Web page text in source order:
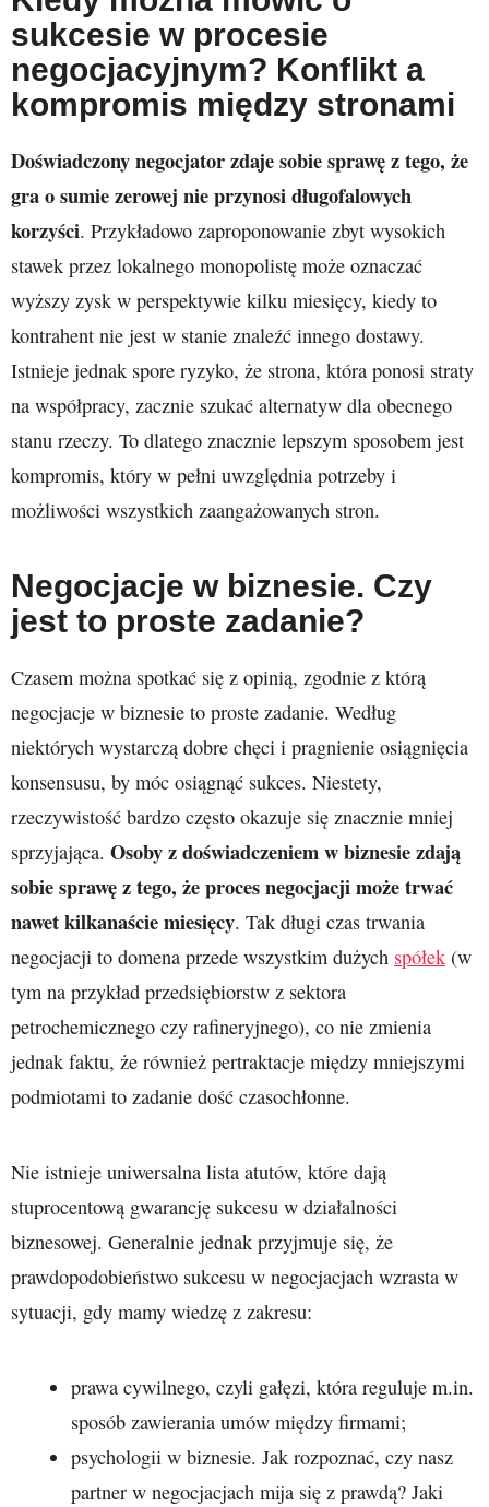
sukcesie w procesie
negocjacyjnym? Konflikt a
kompromis między stronami
Doświadczony negocjator zdaje sobie sprawę z tego, że
gra o sumie zerowej nie przynosi długofalowych
korzyści. Przykładowo zaproponowanie zbyt wysokich
stawek przez lokalnego monopolistę może oznaczać
wyższy zysk w perspektywie kilku miesięcy, kiedy to
kontrahent nie jest w stanie znaleźć innego dostawy.
Istnieje jednak spore ryzyko, że strona, która ponosi straty
na współpracy, zacznie szukać alternatyw dla obecnego
stanu rzeczy. To dlatego znacznie lepszym sposobem jest
kompromis, który w pełni uwzględnia potrzeby i
możliwości wszystkich zaangażowanych stron.
Negocjacje w biznesie. Czy
jest to proste zadanie?
Czasem można spotkać się z opinią, zgodnie z którą
negocjacje w biznesie to proste zadanie. Według
niektórych wystarczą dobre chęci i pragnienie osiągnięcia
konsensusu, by móc osiągnąć sukces. Niestety,
rzeczywistość bardzo często okazuje się znacznie mniej
sprzyjająca. Osoby z doświadczeniem w biznesie zdają
sobie sprawę z tego, że proces negocjacji może trwać
nawet kilkanaście miesięcy. Tak długi czas trwania
negocjacji to domena przede wszystkim dużych spółek (w
tym na przykład przedsiębiorstw z sektora
petrochemicznego czy rafineryjnego), co nie zmienia
jednak faktu, że również pertraktacje między mniejszymi
podmiotami to zadanie dość czasochłonne.
Nie istnieje uniwersalna lista atutów, które dają
stuprocentową gwarancję sukcesu w działalności
biznesowej. Generalnie jednak przyjmuje się, że
prawdopodobieństwo sukcesu w negocjacjach wzrasta w
sytuacji, gdy mamy wiedzę z zakresu:
prawa cywilnego, czyli gałęzi, która reguluje m.in.
sposób zawierania umów między firmami;
psychologii w biznesie. Jak rozpoznać, czy nasz
partner w negocjacjach mija się z prawdą? Jaki